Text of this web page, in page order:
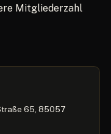
Mitgliederzahl
65, 85057